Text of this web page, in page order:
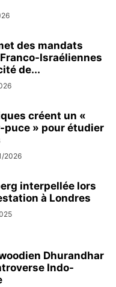
des mandats
Israéliennes
de...
créent un «
puce » pour étudier
2026
interpellée lors
à Londres
Dhurandhar
Indo-